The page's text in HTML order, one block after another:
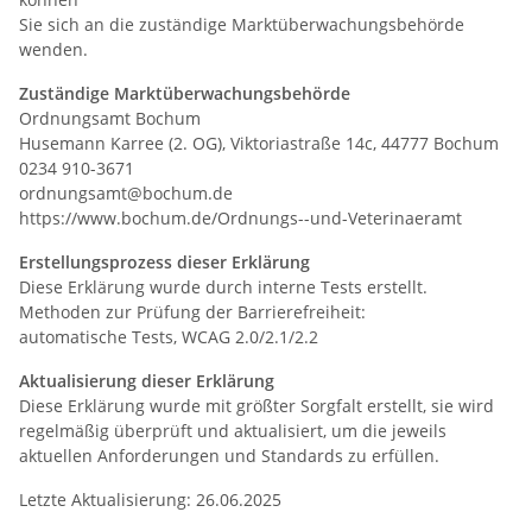
Sie sich an die zuständige Marktüberwachungsbehörde
wenden.
Zuständige Marktüberwachungsbehörde
Ordnungsamt Bochum
Husemann Karree (2. OG), Viktoriastraße 14c, 44777 Bochum
0234 910-3671
ordnungsamt@bochum.de
https://www.bochum.de/Ordnungs--und-Veterinaeramt
Erstellungsprozess dieser Erklärung
Diese Erklärung wurde durch interne Tests erstellt.
Methoden zur Prüfung der Barrierefreiheit:
automatische Tests, WCAG 2.0/2.1/2.2
Aktualisierung dieser Erklärung
Diese Erklärung wurde mit größter Sorgfalt erstellt, sie wird
regelmäßig überprüft und aktualisiert, um die jeweils
aktuellen Anforderungen und Standards zu erfüllen.
Letzte Aktualisierung: 26.06.2025